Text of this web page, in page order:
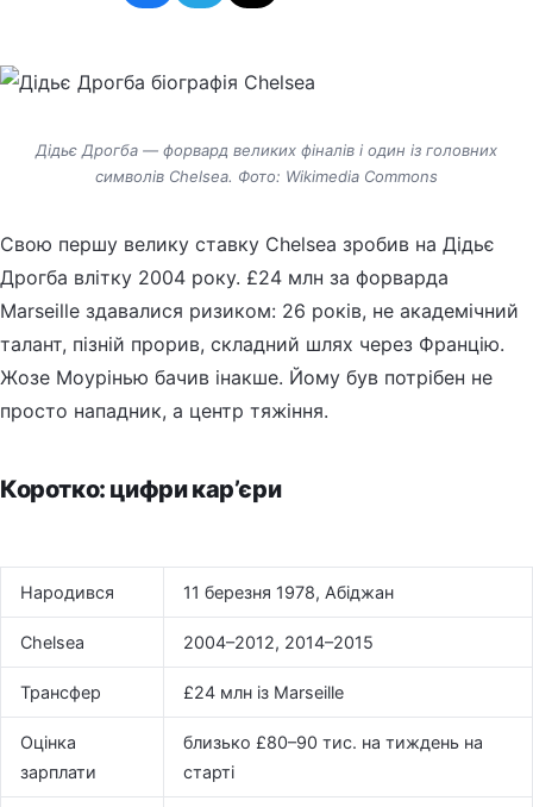
Дідьє Дрогба — форвард великих фіналів і один із головних
символів Chelsea. Фото: Wikimedia Commons
Свою першу велику ставку Chelsea зробив на Дідьє
Дрогба влітку 2004 року. £24 млн за форварда
Marseille здавалися ризиком: 26 років, не академічний
талант, пізній прорив, складний шлях через Францію.
Жозе Моурінью бачив інакше. Йому був потрібен не
просто нападник, а центр тяжіння.
Коротко: цифри кар’єри
Народився 11 березня 1978, Абіджан
Chelsea 2004–2012, 2014–2015
Трансфер £24 млн із Marseille
Оцінка
зарплати
близько £80–90 тис. на тиждень на
старті